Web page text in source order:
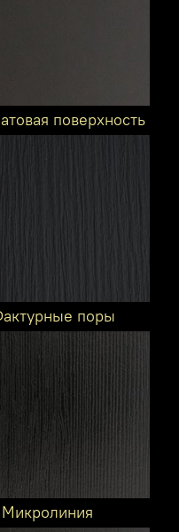
поверхность
поры